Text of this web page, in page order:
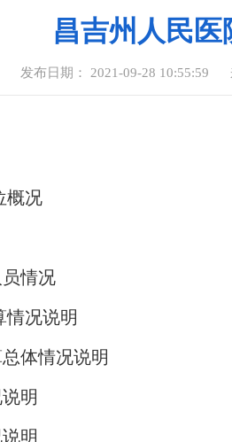
昌吉州人民
发布日期： 2021-09-28 10:55:59
概况
情况
情况说明
体情况说明
明
明